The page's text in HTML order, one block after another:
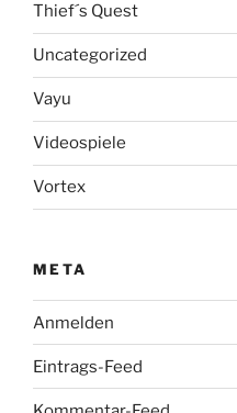
Thief´s Quest
Uncategorized
Vayu
Videospiele
Vortex
META
Anmelden
Eintrags-Feed